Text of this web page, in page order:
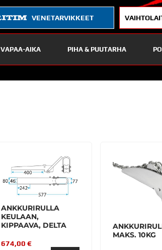
VENETARVIKKEET
VAPAA-AIKA PIHA & PUUTARHA
ANKKURIRULLA
KEULAAN,
KIPPAAVA, DELTA
674,00 €
MAKS. 10KG